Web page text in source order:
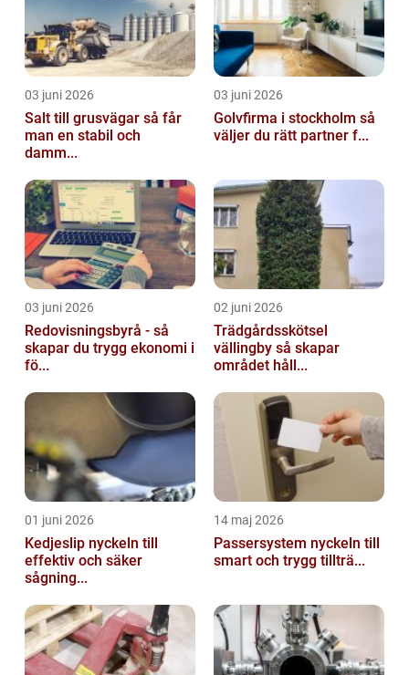
03 juni 2026
Salt till grusvägar så får
man en stabil och
damm...
03 juni 2026
Golvfirma i stockholm så
väljer du rätt partner f...
03 juni 2026
Redovisningsbyrå - så
skapar du trygg ekonomi i
fö...
02 juni 2026
Trädgårdsskötsel
vällingby så skapar
området håll...
01 juni 2026
Kedjeslip nyckeln till
effektiv och säker
sågning...
14 maj 2026
Passersystem nyckeln till
smart och trygg tillträ...